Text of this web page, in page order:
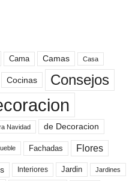
Cama Camas Casa
Cocinas Consejos
Navidad de Decoracion
Fachadas Flores
Interiores Jardin Jardines